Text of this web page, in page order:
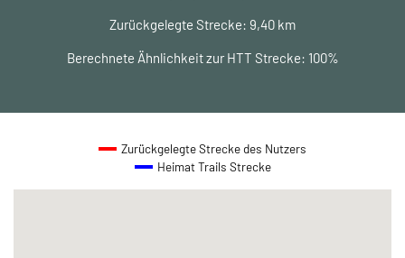
Zurückgelegte Strecke: 9,40 km
Berechnete Ähnlichkeit zur HTT Strecke: 100%
Zurückgelegte Strecke des Nutzers
Heimat Trails Strecke